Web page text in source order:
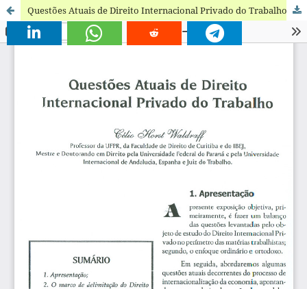
Questões Atuais de Direito Internacional Privado do Trabalho